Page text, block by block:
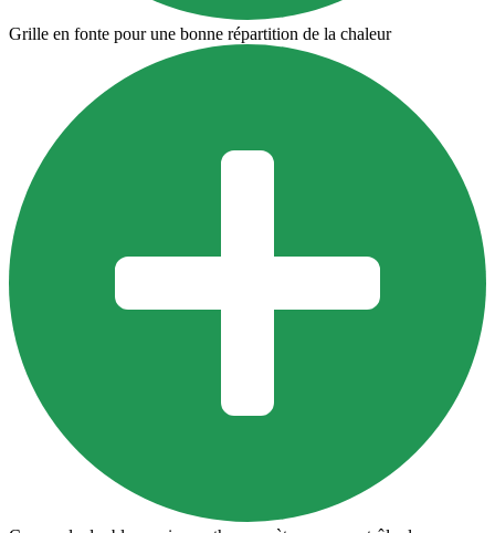
Grille en fonte pour une bonne répartition de la chaleur